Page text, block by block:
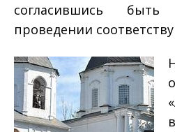
согласившись
проведении